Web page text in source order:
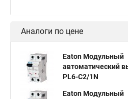
Аналоги по цене
Eaton Модульный
автоматический
PL6-C2/1N
Eaton Модульный